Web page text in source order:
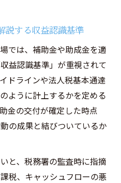
説する収益認識基準
では、補助金や助成金を適
益認識基準」が重視されて
ドラインや法人税基本通達
ように計上するかを定める
金の交付が確定した時点
の成果と結びついているか
と、税務署の監査時に指摘
税、キャッシュフローの悪